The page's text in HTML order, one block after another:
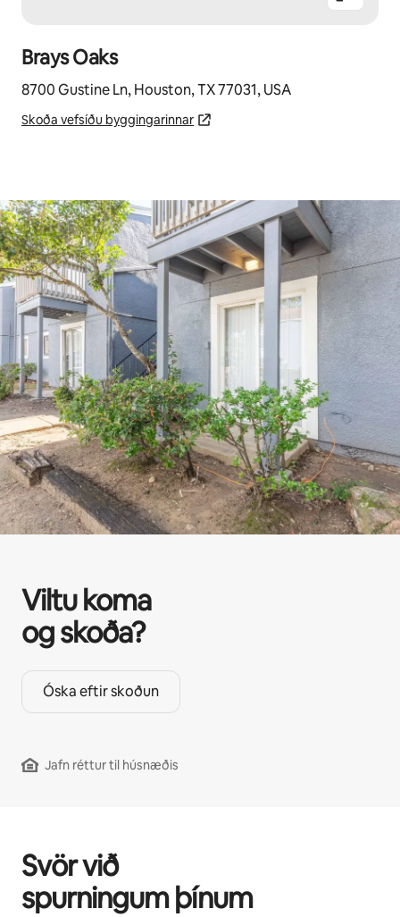
Brays Oaks
8700 Gustine Ln, Houston, TX 77031, USA
Skoða vefsíðu byggingarinnar
Viltu koma
og skoða?
Óska eftir skoðun
Jafn réttur til húsnæðis
Svör við
spurningum þínum